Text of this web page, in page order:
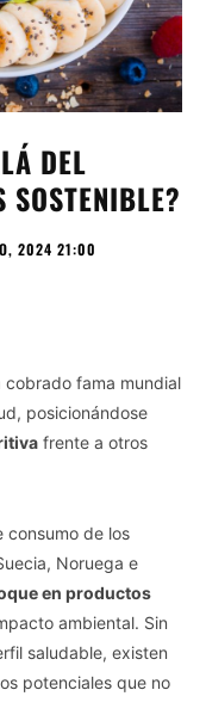
DEL
SOSTENIBLE?
2024 21:00
cobrado fama mundial
posicionándose
frente a otros
consumo de los
Noruega e
en productos
ambiental. Sin
saludable, existen
potenciales que no